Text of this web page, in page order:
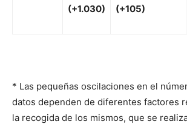
(+1.030) (+105)
* Las pequeñas oscilaciones en el
datos dependen de diferentes factores
la recogida de los mismos, que se